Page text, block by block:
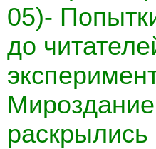
05)-
до